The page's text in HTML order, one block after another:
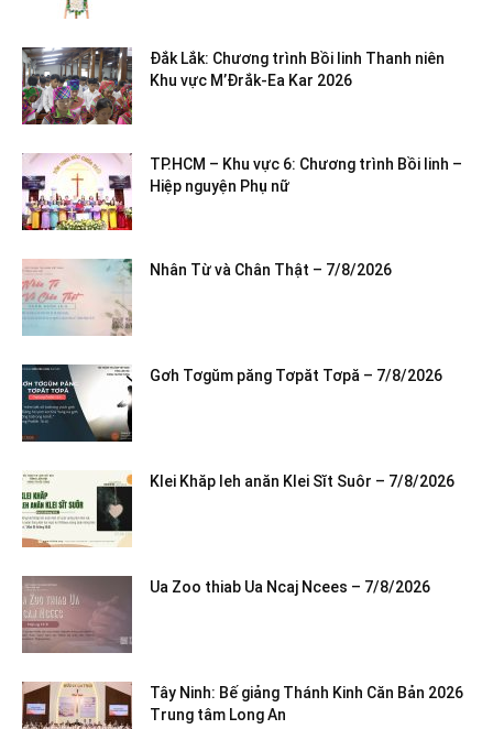
Đắk Lắk: Chương trình Bồi linh Thanh niên
Khu vực M’Đrắk-Ea Kar 2026
TP.HCM – Khu vực 6: Chương trình Bồi linh –
Hiệp nguyện Phụ nữ
Nhân Từ và Chân Thật – 7/8/2026
Gơh Tơgŭm păng Tơpăt Tơpă – 7/8/2026
Klei Khăp leh anăn Klei Sĭt Suôr – 7/8/2026
Ua Zoo thiab Ua Ncaj Ncees – 7/8/2026
Tây Ninh: Bế giảng Thánh Kinh Căn Bản 2026
Trung tâm Long An